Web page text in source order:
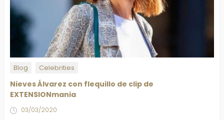
Blog Celebrities
Nieves Álvarez con flequillo de clip de
EXTENSIONmania
03/03/2020